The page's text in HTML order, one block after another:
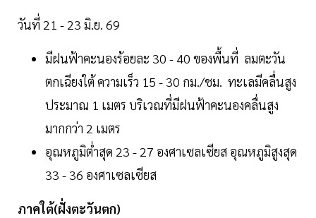
วันที่ 21 - 23 มิ.ย. 69
มีฝนฟ้าคะนองร้อยละ 30 - 40 ของพื้นที่ ลมตะวัน
ตกเฉียงใต้ ความเร็ว 15 - 30 กม./ชม. ทะเลมีคลื่นสูง
ประมาณ 1 เมตร บริเวณที่มีฝนฟ้าคะนองคลื่นสูง
มากกว่า 2 เมตร
อุณหภูมิต่ำสุด 23 - 27 องศาเซลเซียส อุณหภูมิสูงสุด
33 - 36 องศาเซลเซียส
ภาคใต้(ฝั่งตะวันตก)